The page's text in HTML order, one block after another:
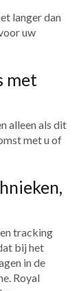
langer dan
uw
met
alleen als dit
met u of
tracking
bij het
in de
Royal